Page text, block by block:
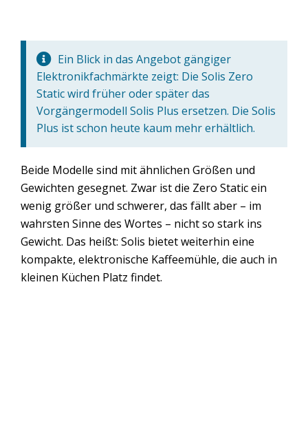
Ein Blick in das Angebot gängiger
Elektronikfachmärkte zeigt: Die Solis Zero
Static wird früher oder später das
Vorgängermodell Solis Plus ersetzen. Die Solis
Plus ist schon heute kaum mehr erhältlich.
Beide Modelle sind mit ähnlichen Größen und
Gewichten gesegnet. Zwar ist die Zero Static ein
wenig größer und schwerer, das fällt aber – im
wahrsten Sinne des Wortes – nicht so stark ins
Gewicht. Das heißt: Solis bietet weiterhin eine
kompakte, elektronische Kaffeemühle, die auch in
kleinen Küchen Platz findet.